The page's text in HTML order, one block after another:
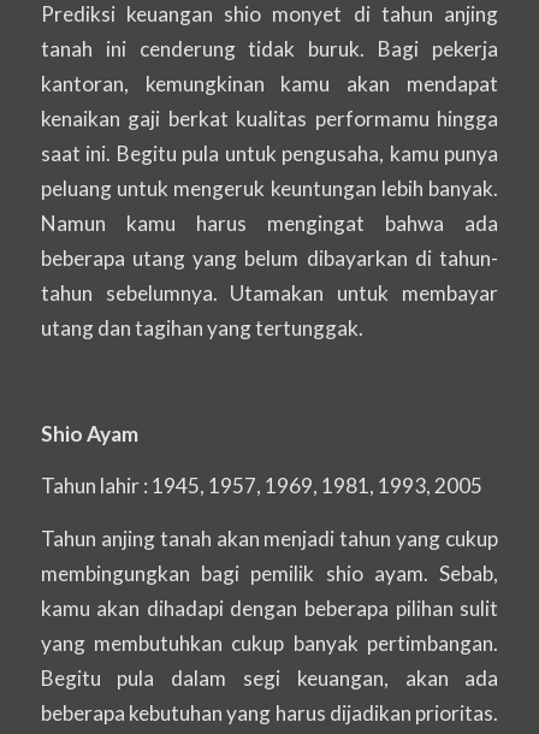
Prediksi keuangan shio monyet di tahun anjing
tanah ini cenderung tidak buruk. Bagi pekerja
kantoran, kemungkinan kamu akan mendapat
kenaikan gaji berkat kualitas performamu hingga
saat ini. Begitu pula untuk pengusaha, kamu punya
peluang untuk mengeruk keuntungan lebih banyak.
Namun kamu harus mengingat bahwa ada
beberapa utang yang belum dibayarkan di tahun-
tahun sebelumnya. Utamakan untuk membayar
utang dan tagihan yang tertunggak.
Shio Ayam
Tahun lahir : 1945, 1957, 1969, 1981, 1993, 2005
Tahun anjing tanah akan menjadi tahun yang cukup
membingungkan bagi pemilik shio ayam. Sebab,
kamu akan dihadapi dengan beberapa pilihan sulit
yang membutuhkan cukup banyak pertimbangan.
Begitu pula dalam segi keuangan, akan ada
beberapa kebutuhan yang harus dijadikan prioritas.